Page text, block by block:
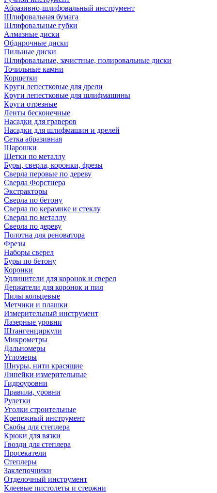
Абразивно-шлифовальный инструмент
Шлифовальная бумага
Шлифовальные губки
Алмазные диски
Обдирочные диски
Пильные диски
Шлифовальные, зачистные, полировальные диски
Точильные камни
Корщетки
Круги лепестковые для дрели
Круги лепестковые для шлифмашины
Круги отрезные
Ленты бесконечные
Насадки для граверов
Насадки для шлифмашин и дрелей
Сетка абразивная
Шарошки
Щетки по металлу
Буры, сверла, коронки, фрезы
Сверла перовые по дереву
Сверла Форстнера
Экстракторы
Сверла по бетону
Сверла по керамике и стеклу
Сверла по металлу
Сверла по дереву
Полотна для реноватора
Фрезы
Наборы сверел
Буры по бетону
Коронки
Удлинители для коронок и сверел
Держатели для коронок и пил
Пилы кольцевые
Метчики и плашки
Измерительный инструмент
Лазерные уровни
Штангенциркули
Микрометры
Дальномеры
Угломеры
Шнуры, нити красящие
Линейки измерительные
Гидроуровни
Правила, уровни
Рулетки
Уголки строительные
Крепежный инструмент
Скобы для степлера
Крюки для вязки
Гвозди для степлера
Просекатели
Степлеры
Заклепочники
Отделочный инструмент
Клеевые пистолеты и стержни